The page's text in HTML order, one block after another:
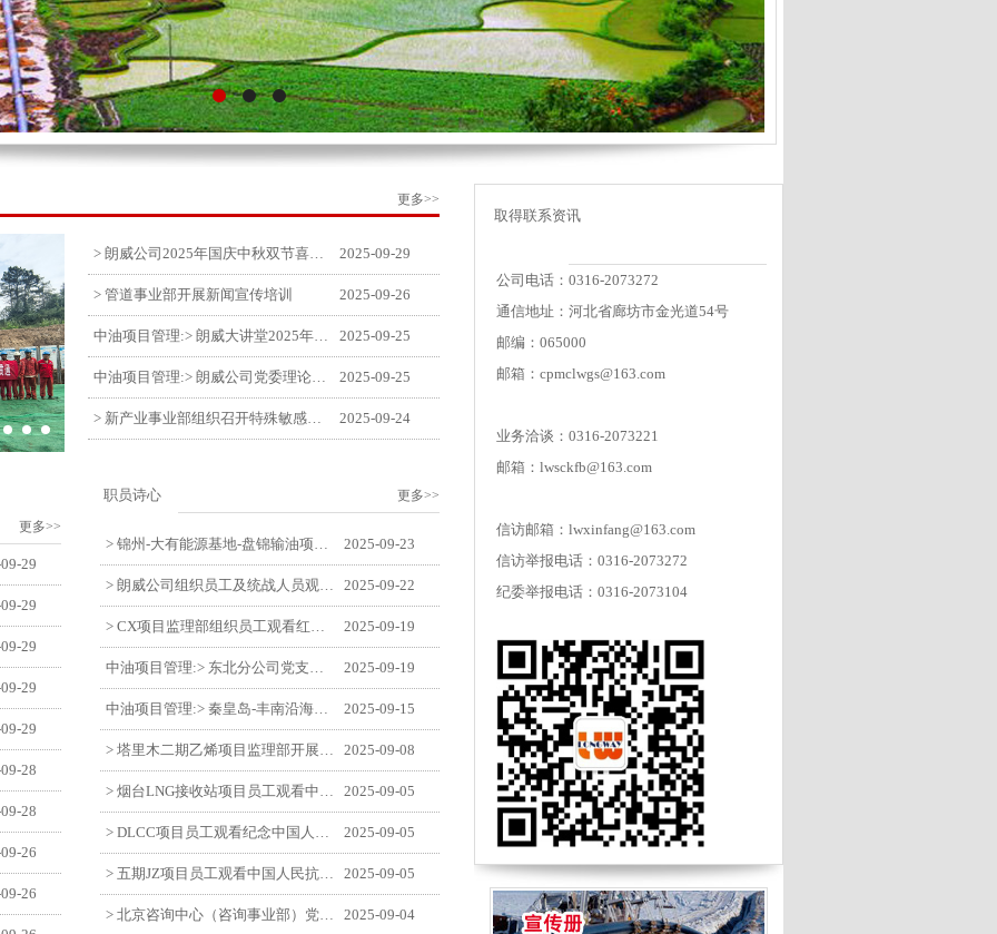
更多>>
2025-09-29
> 管道事业部开展新闻宣传培训 2025-09-26
2025-09-25
2025-09-25
2025-09-24
更多>>
29
29
29
29
29
28
28
26
26
职员诗心 更多>>
2025-09-23
2025-09-22
2025-09-19
2025-09-19
2025-09-15
2025-09-08
2025-09-05
2025-09-05
2025-09-05
2025-09-04
取得联系资讯
公司电话：0316-2073272
通信地址：河北省廊坊市金光道54号
邮编：065000
邮箱：cpmclwgs@163.com
业务洽谈：0316-2073221
邮箱：lwsckfb@163.com
信访邮箱：lwxinfang@163.com
信访举报电话：0316-2073272
纪委举报电话：0316-2073104